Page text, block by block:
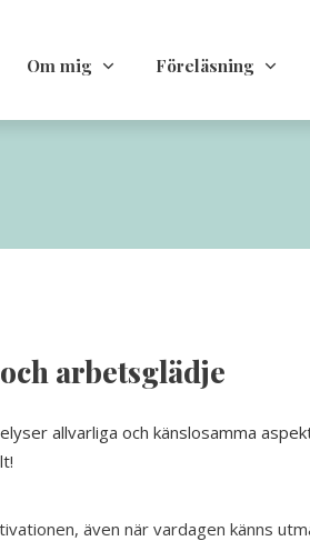
Om mig Föreläsning
arbetsglädje
allvarliga och känslosamma
även när vardagen känns